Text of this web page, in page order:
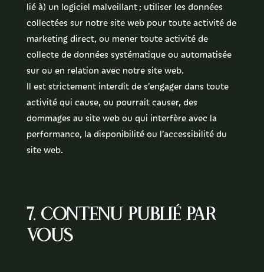
lié à) un logiciel malveillant ; utiliser les données
collectées sur notre site web pour toute activité de
marketing direct, ou mener toute activité de
collecte de données systématique ou automatisée
sur ou en relation avec notre site web.
Il est strictement interdit de s’engager dans toute
activité qui cause, ou pourrait causer, des
dommages au site web ou qui interfère avec la
performance, la disponibilité ou l’accessibilité du
site web.
7. Contenu publié par
vous